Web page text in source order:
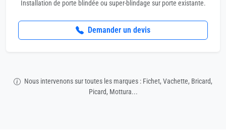
Installation de porte blindée ou super-blindage sur porte existante.
Demander un devis
Nous intervenons sur toutes les marques : Fichet, Vachette, Bricard,
Picard, Mottura...